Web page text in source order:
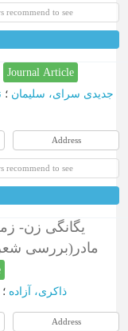
recommend to see
Journal Article
جدیدی سرای، سلیمان ؛
Address
recommend to see
یگانگی زن-
مادر(بررسی
ذاکری، آزاده ؛
Address